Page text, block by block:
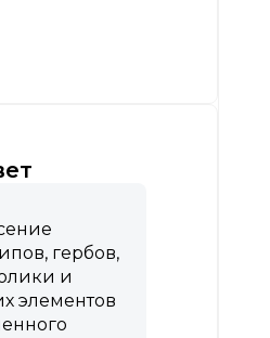
гербов,
и
элементов